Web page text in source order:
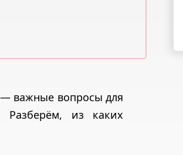
— важные вопросы для
Разберём, из каких